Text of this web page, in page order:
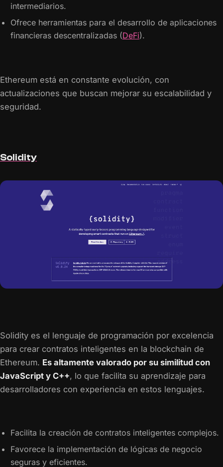
intermediarios.
Ofrece herramientas para el desarrollo de aplicaciones
financieras descentralizadas (DeFi).
Ethereum está en constante evolución, con
actualizaciones que buscan mejorar su escalabilidad y
seguridad.
Solidity
Solidity es el lenguaje de programación por excelencia
para crear contratos inteligentes en la blockchain de
Ethereum. Es altamente valorado por su similitud con
JavaScript y C++, lo que facilita su aprendizaje para
desarrolladores con experiencia en estos lenguajes.
Facilita la creación de contratos inteligentes complejos.
Favorece la implementación de lógicas de negocio
seguras y eficientes.